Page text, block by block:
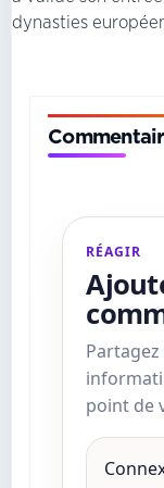
dynasties
RÉAGIR
point de